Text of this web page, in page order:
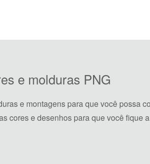
e molduras PNG
e montagens para que você possa
cores e desenhos para que você fique